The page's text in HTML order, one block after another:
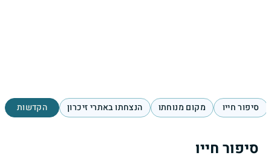
סיפור חייו מקום מנוחתו הנצחתו באתרי זיכרון הקדשות
סיפור חייו